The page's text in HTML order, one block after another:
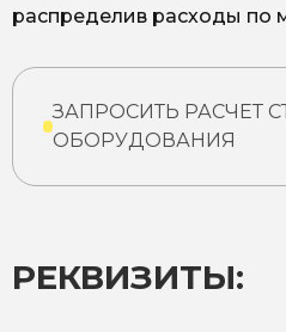
распределив расходы по
ЗАПРОСИТЬ РАСЧЕТ
ОБОРУДОВАНИЯ
РЕКВИЗИТЫ: